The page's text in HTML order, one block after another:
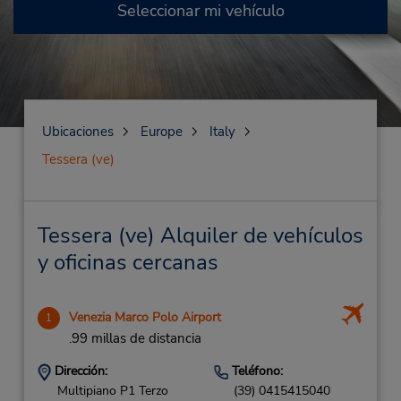
Seleccionar mi vehículo
Ubicaciones Europe
Italy
Tessera (ve)
Tessera (ve) Alquiler de vehículos
y oficinas cercanas
1 Venezia Marco Polo Airport
.99 millas de distancia
Dirección:
Multipiano P1 Terzo
Teléfono:
(39) 0415415040